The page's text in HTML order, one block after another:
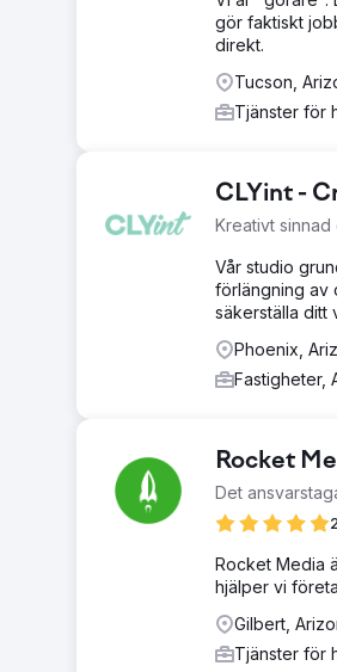
gör faktiskt
direkt.
Tucson,
Tjänster för
CLYint -
Kreativt
Vår studio
förlängning av
säkerställa ditt
Phoenix,
Fastigheter,
Rocket
Det
Rocket Media
hjälper vi
Gilbert,
Tjänster för